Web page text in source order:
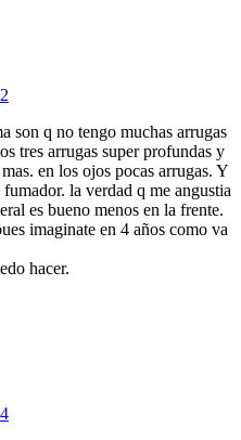
son q no tengo muchas arrugas
tres arrugas super profundas y
en los ojos pocas arrugas. Y
la verdad q me angustia
es bueno menos en la frente.
imaginate en 4 años como va
hacer.